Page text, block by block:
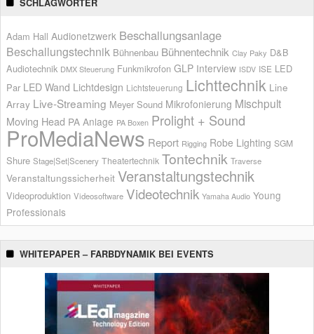
SCHLAGWÖRTER
Adam Hall Audionetzwerk Beschallungsanlage
Beschallungstechnik Bühnenbau Bühnentechnik Clay Paky D&B
Audiotechnik DMX Steuerung Funkmikrofon GLP Interview ISDV ISE LED
Par LED Wand Lichtdesign Lichtsteuerung Lichttechnik Line
Array Live-Streaming Meyer Sound Mikrofonierung Mischpult
Moving Head PA Anlage PA Boxen Prolight + Sound
ProMediaNews Report Rigging Robe Lighting SGM
Shure Stage|Set|Scenery Theatertechnik Tontechnik Traverse
Veranstaltungssicherheit Veranstaltungstechnik
Videoproduktion Videosoftware Videotechnik Yamaha Audio Young
Professionals
WHITEPAPER – FARBDYNAMIK BEI EVENTS